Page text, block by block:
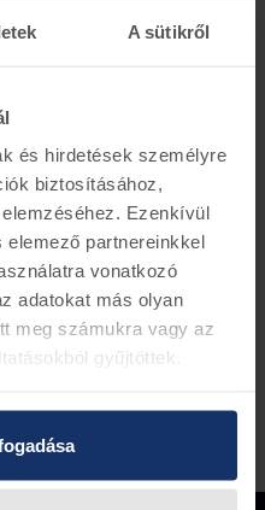
A sütikről
és hirdetések személyre
biztosításához,
Ezenkívül
elemező partnereinkkel
vonatkozó
adatokat más olyan
meg számukra vagy az
gyűjtöttek.
Méret: 190*63*39 cm.
oldalra